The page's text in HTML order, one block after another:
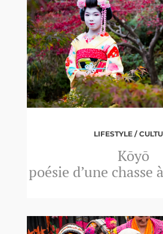
LIFESTYLE /
Kōyō
poésie d’une chasse